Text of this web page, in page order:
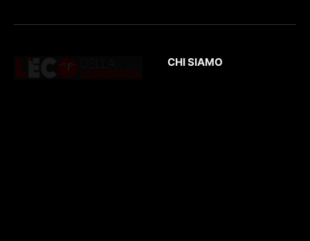
CHI SIAMO